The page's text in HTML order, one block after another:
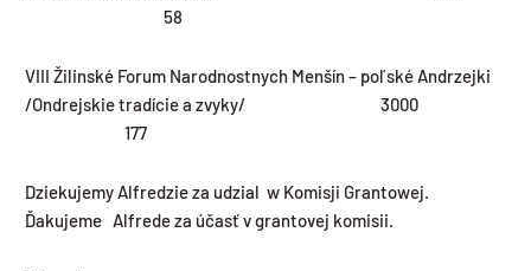
58
VIII Žilinské Forum Narodnostnych Menšín – poľské Andrzejki
/Ondrejskie tradície a zvyky/ 3000
177
Dziekujemy Alfredzie za udzial w Komisji Grantowej.
Ďakujeme Alfrede za účasť v grantovej komisii.